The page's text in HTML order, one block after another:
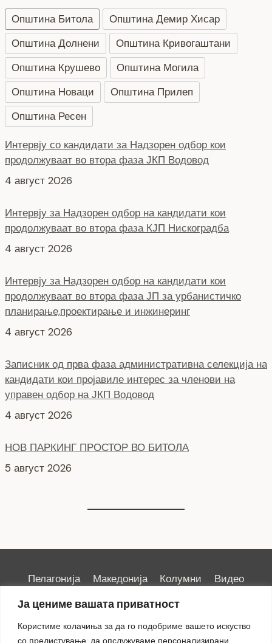
Ја цениме вашата приватност
Користиме колачиња за да го подобриме вашето искуство
со прелистување, да опслужуваме персонализирани
Општина Битола
Општина Демир Хисар
Општина Долнени
Општина Кривогаштани
Општина Крушево
Општина Могила
Општина Новаци
Општина Прилеп
Општина Ресен
Интервју со кандидати за Надзорен одбор кои
продолжуваат во втора фаза ЈКП Водовод
4 август 2026
Интервју за Надзорен одбор на кандидати кои
продолжуваат во втора фаза КЈП Нискоградба
4 август 2026
Интервју за Надзорен одбор на кандидати кои
продолжуваат во втора фаза ЈП за урбанистичко
планирање,проектирање и инжинеринг
Записник од прва фаза административна селекција на
кандидати кои пројавиле интерес за членови на
управен одбор на ЈКП Водовод
НОВ ПАРКИНГ ПРОСТОР ВО БИТОЛА
5 август 2026
Пелагонија Македонија Колумни
Видео
Емисии
Култура Здравје
Занимливости
Спорт
ИРИС